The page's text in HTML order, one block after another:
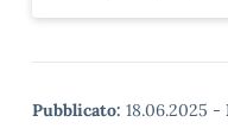
Pubblicato: 18.06.2025 -